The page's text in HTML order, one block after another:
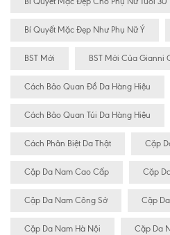
Bí Quyết Mặc Đẹp Như Phụ Nữ Ý
BST Mới BST Mới Của Gianni
Cách Bảo Quan Đồ Da Hàng Hiệu
Cách Bảo Quan Túi Da Hàng Hiệu
Cách Phân Biệt Da Thật Cặp
Cặp Da Nam Cao Cấp Cặp
Cặp Da Nam Công Sở Cặp
Cặp Da Nam Hà Nội Cặp Da